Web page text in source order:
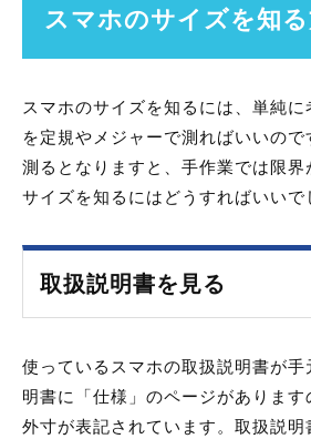
スマホのサイズを知
スマホのサイズを知るには、単純
を定規やメジャーで測ればいいの
測るとなりますと、手作業では限
サイズを知るにはどうすればいいで
取扱説明書を見る
使っているスマホの取扱説明書が
明書に「仕様」のページがありま
外寸が表記されています。取扱説